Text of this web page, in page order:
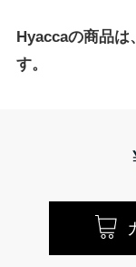
Hyaccaの商品は
す。